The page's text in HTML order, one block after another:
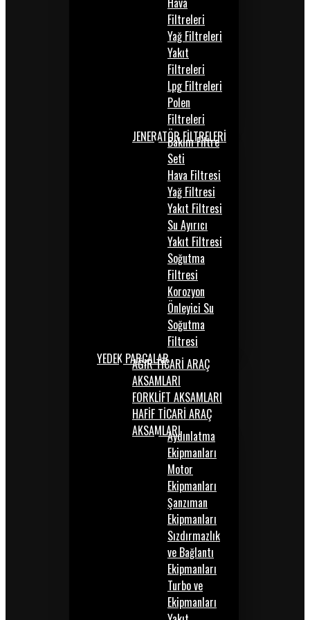
Filtreleri
Yağ Filtreleri
Yakıt
Filtreleri
Lpg Filtreleri
Polen
Filtreleri
JENERATÖR FİLTRELERİ
Bakım Filtre
Seti
Hava Filtresi
Yağ Filtresi
Yakıt Filtresi
Su Ayırıcı
Yakıt Filtresi
Soğutma
Filtresi
Korozyon
Önleyici Su
Soğutma
Filtresi
YEDEK PARÇALARAĞIR TİCARİ ARAÇ
AKSAMLARI
FORKLİFT AKSAMLARI
HAFİF TİCARİ ARAÇ
AKSAMLARIAydınlatma
Ekipmanları
Motor
Ekipmanları
Şanzıman
Ekipmanları
Sızdırmazlık
ve Bağlantı
Ekipmanları
Turbo ve
Ekipmanları